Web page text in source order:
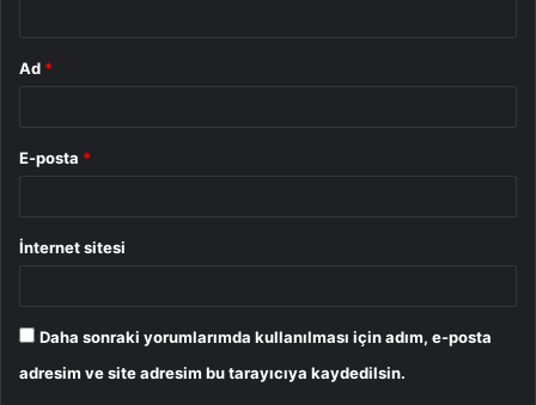
Ad *
E-posta *
İnternet sitesi
Daha sonraki yorumlarımda kullanılması için adım, e-posta
adresim ve site adresim bu tarayıcıya kaydedilsin.